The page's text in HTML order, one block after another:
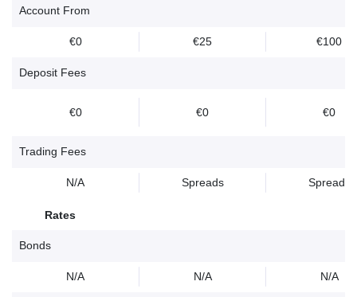
Account From
€0 €25 €100
Deposit Fees
€0 €0 €0
Trading Fees
N/A Spreads Spreads
Rates
Bonds
N/A N/A N/A